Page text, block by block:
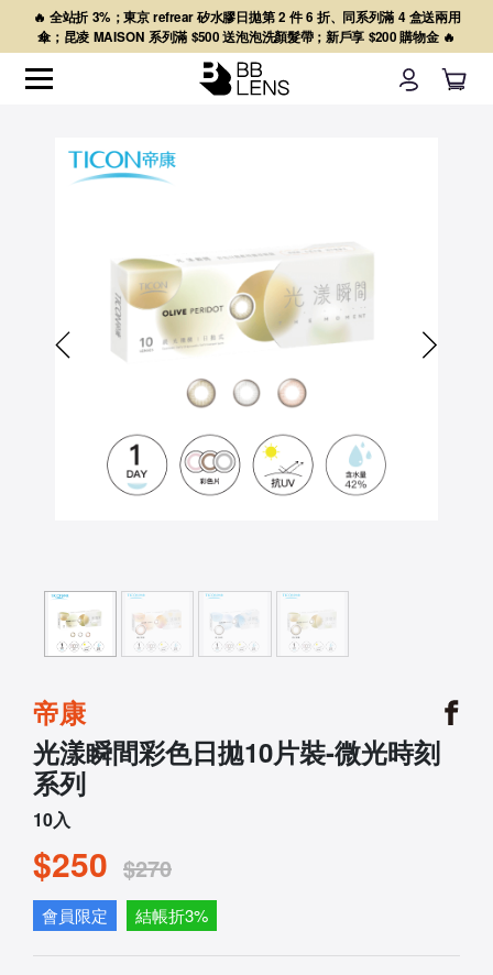
🔥 全站折 3%；東京 refrear 矽水膠日拋第 2 件 6 折、同系列滿 4 盒送兩用
傘；昆凌 MAISON 系列滿 $500 送泡泡洗顏髮帶；新戶享 $200 購物金 🔥
帝康
光漾瞬間彩色日拋10片裝-微光時刻
系列
10入
$250 $270
會員限定 結帳折3%